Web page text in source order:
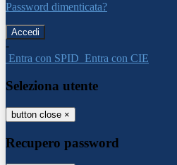
Password dimenticata?
-
Entra con SPID Entra con CIE
Seleziona utente
button close ×
Recupero password